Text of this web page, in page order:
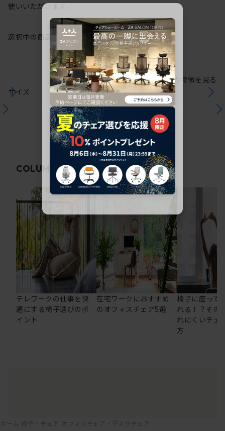
使いいただけます。
選択中の商品情報保証 注意事項
サイズ
シリーズの特徴を見る
COLUMN関連コラム
テレワークの仕事を快
適にする椅子選びのポ
イント
在宅ワークにおすすめ
のオフィスチェア5選
椅子に座って
れる！？その
れにくいチェ
方
ホーム 椅子・チェア オフィスチェア・デスクチェア